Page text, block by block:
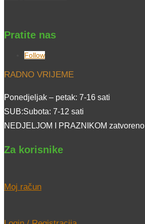
Pratite nas
Follow
RADNO VRIJEME
Ponedjeljak – petak: 7-16 sati
SUB:Subota: 7-12 sati
NEDJELJOM I PRAZNIKOM zatvoreno
Za korisnike
Moj račun